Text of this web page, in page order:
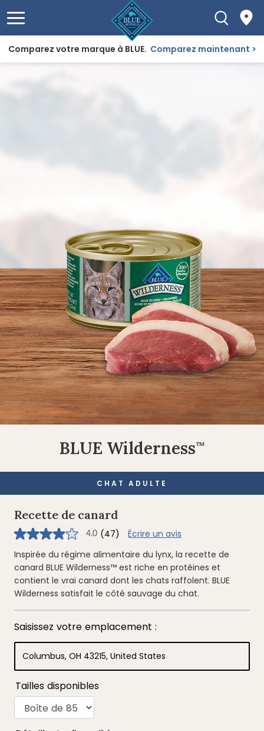
Comparez votre marque à BLUE. Comparez maintenant
BLUE Wilderness™
CHAT ADULTE
Recette de canard
4.0
sur
,
valeur
de
note
Read
Reviews.
vers
même
page.
4.0 (47)
Écrire un avis
Inspirée du régime alimentaire du lynx, la recette de
canard BLUE Wilderness™ est riche en protéines et
contient le vrai canard dont les chats raffolent. BLUE
Wilderness satisfait le côté sauvage du chat.